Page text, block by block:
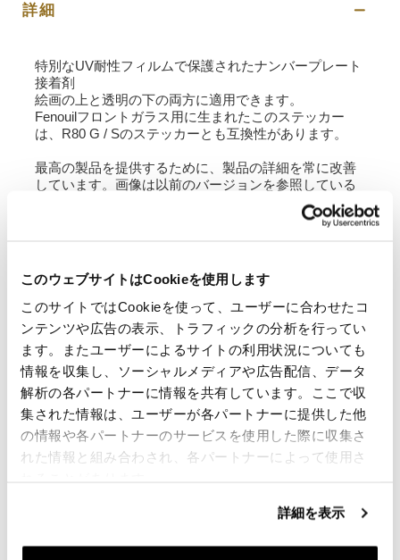
このウェブサイトはCookieを使用します
このサイトではCookieを使って、ユーザーに合わせたコ
ンテンツや広告の表示、トラフィックの分析を行ってい
ます。またユーザーによるサイトの利用状況についても
情報を収集し、ソーシャルメディアや広告配信、データ
解析の各パートナーに情報を共有しています。ここで収
集された情報は、ユーザーが各パートナーに提供した他
の情報や各パートナーのサービスを使用した際に収集さ
れた情報と組み合わされ、各パートナーによって使用さ
詳細を表示
詳細
特別なUV耐性フィルムで保護されたナンバープレート
接着剤
絵画の上と透明の下の両方に適用できます。
Fenouilフロントガラス用に生まれたこのステッカー
は、R80 G / Sのステッカーとも互換性があります。
最高の製品を提供するために、製品の詳細を常に改善
しています。画像は以前のバージョンを参照している
レビュー
レビューを書くには、 ログイン する必要があります。
Condividi 送信